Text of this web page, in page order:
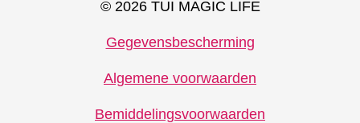
© 2026 TUI MAGIC LIFE
Gegevensbescherming
Algemene voorwaarden
Bemiddelingsvoorwaarden